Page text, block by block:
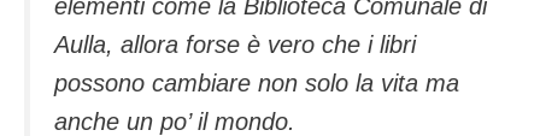
elementi come la Biblioteca Comunale di
Aulla, allora forse è vero che i libri
possono cambiare non solo la vita ma
anche un po’ il mondo.